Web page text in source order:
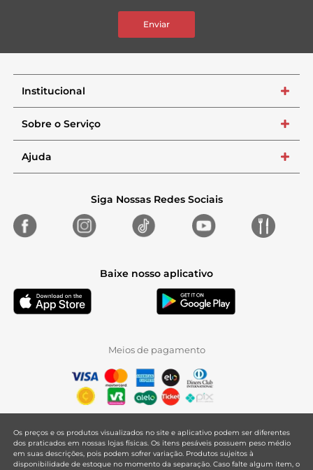
Enviar
Institucional +
Sobre o Serviço +
Ajuda +
Siga Nossas Redes Sociais
Baixe nosso aplicativo
Meios de pagamento
Os preços e os produtos visualizados no site e aplicativo podem ser diferentes
dos praticados em nossas lojas físicas. Os itens pesáveis possuem peso médio
em suas descrições, pois podem sofrer variação. Produtos sujeitos à
disponibilidade de estoque no momento da separação. Caso falte algum item, o